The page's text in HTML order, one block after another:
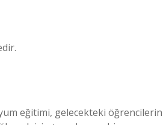
eğitimi, gelecekteki öğrencilerin